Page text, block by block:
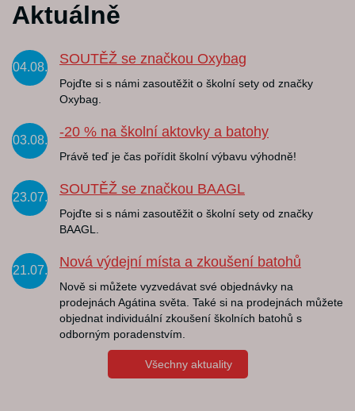
Aktuálně
04.08.
SOUTĚŽ se značkou Oxybag
Pojďte si s námi zasoutěžit o školní sety od značky
Oxybag.
03.08.
-20 % na školní aktovky a batohy
Právě teď je čas pořídit školní výbavu výhodně!
23.07.
SOUTĚŽ se značkou BAAGL
Pojďte si s námi zasoutěžit o školní sety od značky
BAAGL.
21.07.
Nová výdejní místa a zkoušení batohů
Nově si můžete vyzvedávat své objednávky na
prodejnách Agátina světa. Také si na prodejnách můžete
objednat individuální zkoušení školních batohů s
odborným poradenstvím.
Všechny aktuality